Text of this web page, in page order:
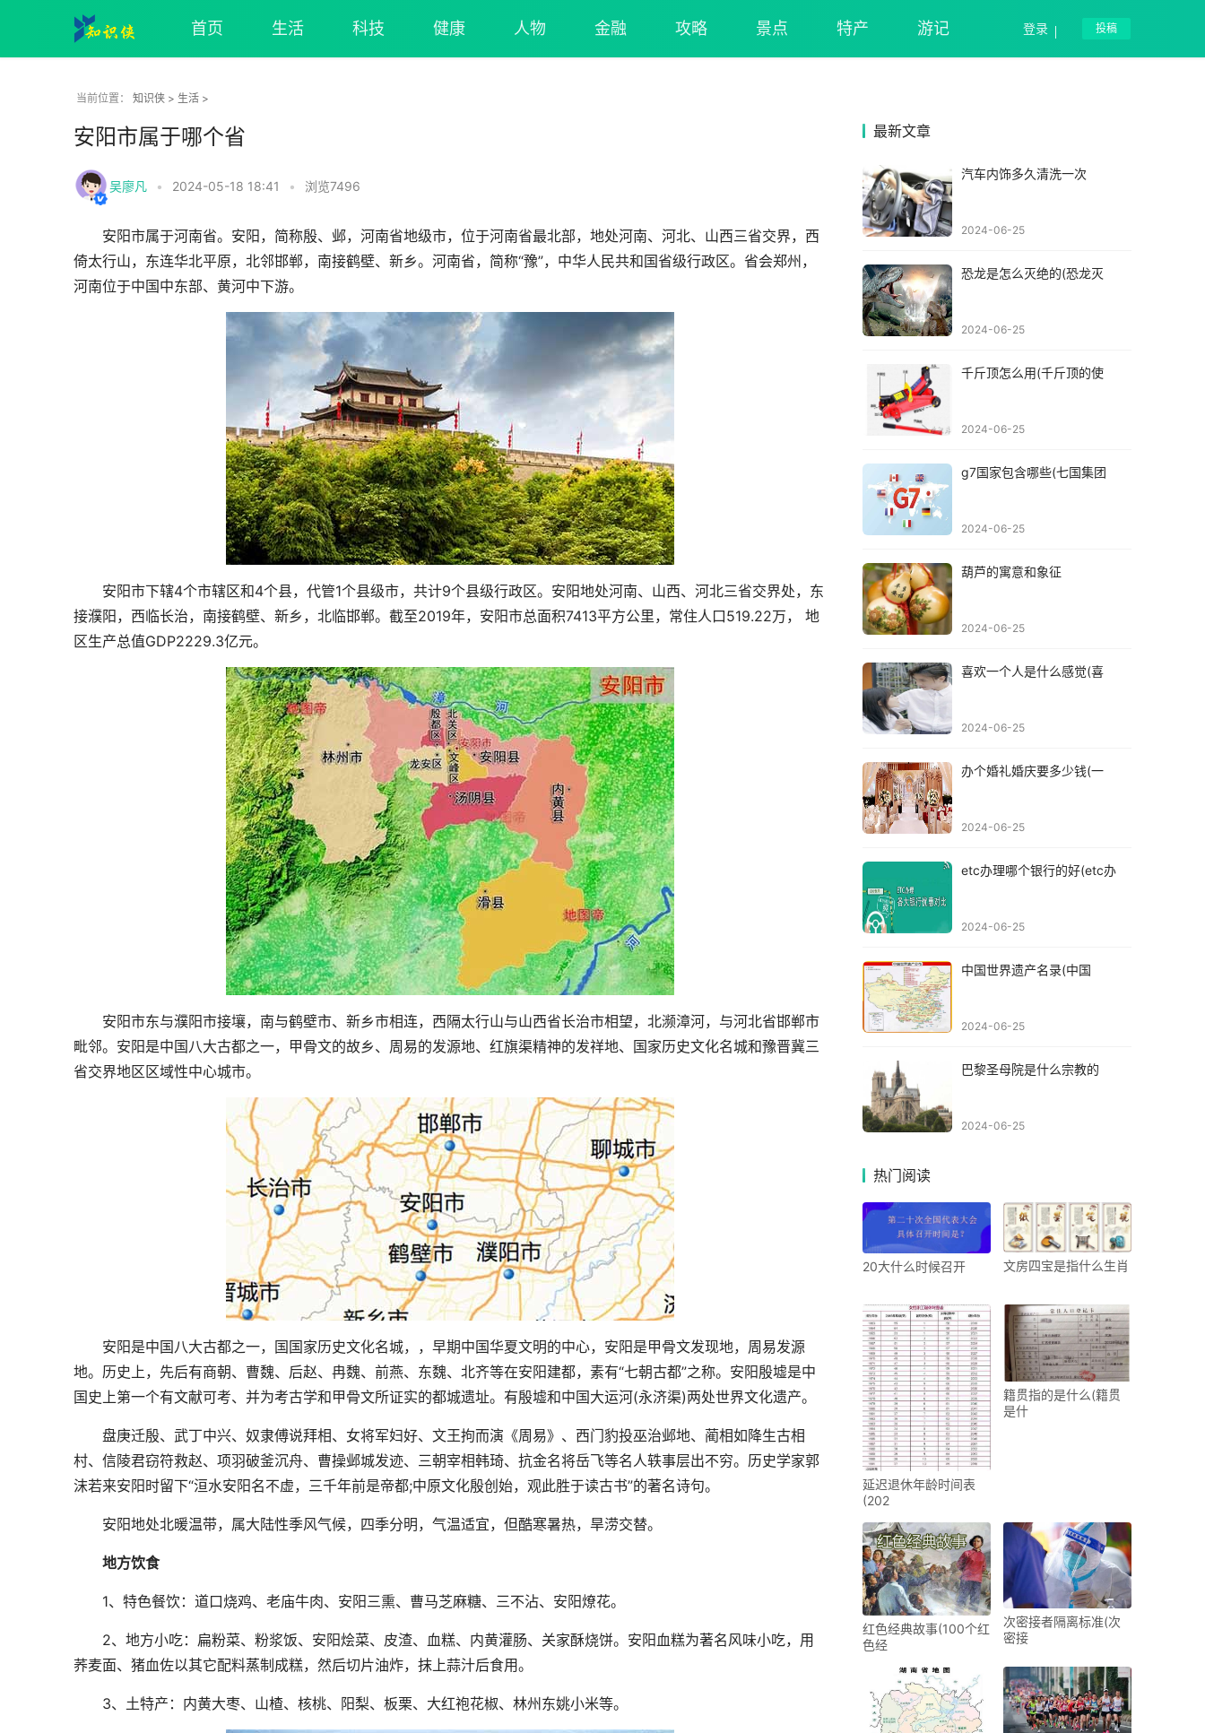
首页 生活 科技 健康 人物 金融 攻略 景点 特产 游记 登录 投稿
当前位置： 知识侠 > 生活 >
安阳市属于哪个省
吴廖凡 • 2024-05-18 18:41 • 浏览7496
安阳市属于河南省。安阳，简称殷、邺，河南省地级市，位于河南省最北部，地处河南、河北、山西三省交界，西
倚太行山，东连华北平原，北邻邯郸，南接鹤壁、新乡。河南省，简称“豫”，中华人民共和国省级行政区。省会郑州，
河南位于中国中东部、黄河中下游。
安阳市下辖4个市辖区和4个县，代管1个县级市，共计9个县级行政区。安阳地处河南、山西、河北三省交界处，东
接濮阳，西临长治，南接鹤壁、新乡，北临邯郸。截至2019年，安阳市总面积7413平方公里，常住人口519.22万， 地
区生产总值GDP2229.3亿元。
安阳市东与濮阳市接壤，南与鹤壁市、新乡市相连，西隔太行山与山西省长治市相望，北濒漳河，与河北省邯郸市
毗邻。安阳是中国八大古都之一，甲骨文的故乡、周易的发源地、红旗渠精神的发祥地、国家历史文化名城和豫晋冀三
省交界地区区域性中心城市。
安阳是中国八大古都之一，国国家历史文化名城，，早期中国华夏文明的中心，安阳是甲骨文发现地，周易发源
地。历史上，先后有商朝、曹魏、后赵、冉魏、前燕、东魏、北齐等在安阳建都，素有“七朝古都”之称。安阳殷墟是中
国史上第一个有文献可考、并为考古学和甲骨文所证实的都城遗址。有殷墟和中国大运河(永济渠)两处世界文化遗产。
盘庚迁殷、武丁中兴、奴隶傅说拜相、女将军妇好、文王拘而演《周易》、西门豹投巫治邺地、蔺相如降生古相
村、信陵君窃符救赵、项羽破釜沉舟、曹操邺城发迹、三朝宰相韩琦、抗金名将岳飞等名人轶事层出不穷。历史学家郭
沫若来安阳时留下“洹水安阳名不虚，三千年前是帝都;中原文化殷创始，观此胜于读古书”的著名诗句。
安阳地处北暖温带，属大陆性季风气候，四季分明，气温适宜，但酷寒暑热，旱涝交替。
地方饮食
1、特色餐饮：道口烧鸡、老庙牛肉、安阳三熏、曹马芝麻糖、三不沾、安阳燎花。
2、地方小吃：扁粉菜、粉浆饭、安阳烩菜、皮渣、血糕、内黄灌肠、关家酥烧饼。安阳血糕为著名风味小吃，用
荞麦面、猪血佐以其它配料蒸制成糕，然后切片油炸，抹上蒜汁后食用。
3、土特产：内黄大枣、山楂、核桃、阳梨、板栗、大红袍花椒、林州东姚小米等。
最新文章
汽车内饰多久清洗一次
2024-06-25
恐龙是怎么灭绝的(恐龙灭
2024-06-25
千斤顶怎么用(千斤顶的使
2024-06-25
g7国家包含哪些(七国集团
2024-06-25
葫芦的寓意和象征
2024-06-25
喜欢一个人是什么感觉(喜
2024-06-25
办个婚礼婚庆要多少钱(一
2024-06-25
etc办理哪个银行的好(etc办
2024-06-25
中国世界遗产名录(中国
2024-06-25
巴黎圣母院是什么宗教的
2024-06-25
热门阅读
20大什么时候召开 文房四宝是指什么生肖
延迟退休年龄时间表
(202
籍贯指的是什么(籍贯
是什
红色经典故事(100个红
色经
次密接者隔离标准(次
密接